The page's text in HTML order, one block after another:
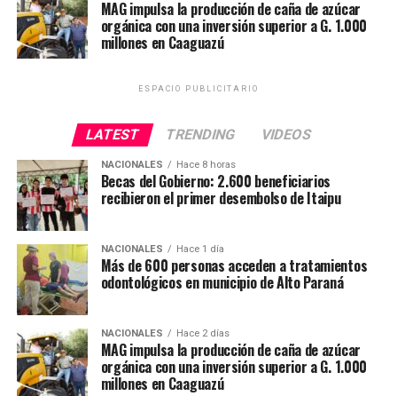
uso de alcohol carburante, medida que busca contribuir
a la ampliación de las oportunidades para los
productores nacionales y su consolidación en dicho
«Cada fábrica que se instala representa esperanza para
las comunidades. Significa empleo, movimiento
económico y oportunidades para miles de familias
paraguayas, sostuvo.
La Cooperativa Cañaveral Ltda., integrada por más de
un centenar de socios, destinará los equipos a fortalecer
la producción de caña de azúcar orgánica en Caaguazú.
Mediante esta inversión, el MAG busca promover una
agricultura más tecnificada, competitiva y sostenible,
mejorando el acceso de los productores a los mercados.
MAG impulsa la producción de caña de azúcar
orgánica con una inversión superior a G. 1.000
millones en Caaguazú
ESPACIO PUBLICITARIO
LATEST TRENDING VIDEOS
NACIONALES Hace 8 horas
Becas del Gobierno: 2.600 beneficiarios
recibieron el primer desembolso de Itaipu
NACIONALES Hace 1 día
Más de 600 personas acceden a tratamientos
odontológicos en municipio de Alto Paraná
NACIONALES Hace 2 días
MAG impulsa la producción de caña de azúcar
orgánica con una inversión superior a G. 1.000
millones en Caaguazú